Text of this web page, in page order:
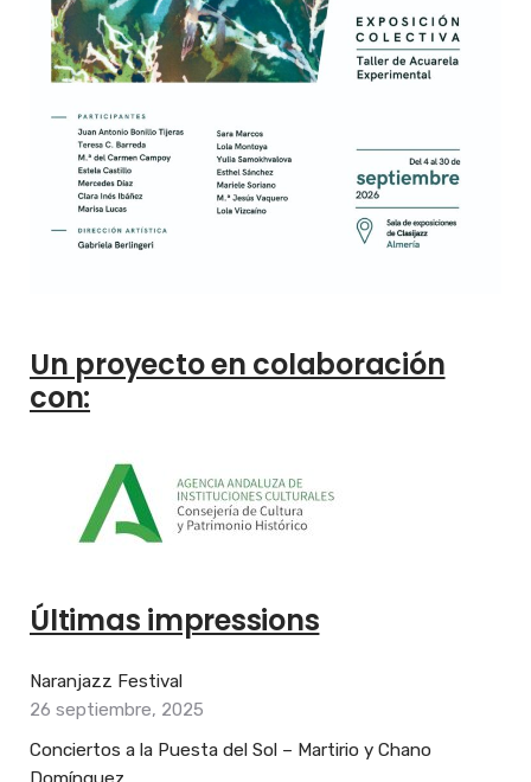
Un proyecto en colaboración
con:
Últimas impressions
Naranjazz Festival
26 septiembre, 2025
Conciertos a la Puesta del Sol – Martirio y Chano